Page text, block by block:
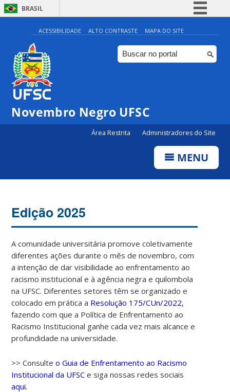
BRASIL
Simplifique!
Comunica BR
Participe
ACESSIBILIDADE ALTO CONTRASTE MAPA DO SITE
Novembro Negro UFSC
Área Restrita Administradores do Site
MENU
Edição 2025
A comunidade universitária promove coletivamente
diferentes ações durante o mês de novembro, com
a intenção de dar visibilidade ao enfrentamento ao
racismo institucional e à agência negra e quilombola
na UFSC. Diferentes setores têm se organizado e
colocado em prática a Resolução 175/CUn/2022,
fazendo com que a Política de Enfrentamento ao
Racismo Institucional ganhe cada vez mais alcance e
profundidade na universidade.
>> Consulteo Guia de Enfrentamento ao Racismo
Institucional da UFSC e siga nossas redes sociais
aqui.